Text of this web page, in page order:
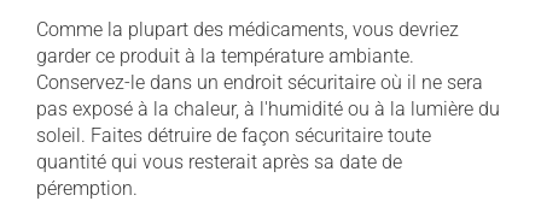
Comme la plupart des médicaments, vous devriez
garder ce produit à la température ambiante.
Conservez-le dans un endroit sécuritaire où il ne sera
pas exposé à la chaleur, à l'humidité ou à la lumière du
soleil. Faites détruire de façon sécuritaire toute
quantité qui vous resterait après sa date de
péremption.